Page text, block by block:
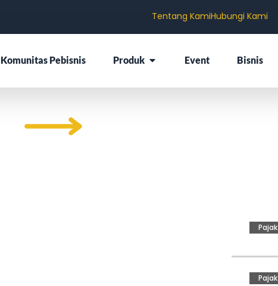
Tentang KamiHubungi Kami
Komunitas Pebisnis Produk Event Bisnis
Pajak
Pajak